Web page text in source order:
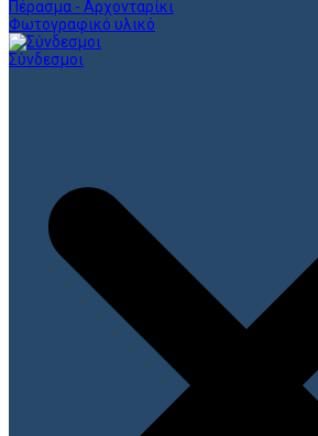
Πέρασμα - Αρχονταρίκι
Φωτογραφικό υλικό
Σύνδεσμοι